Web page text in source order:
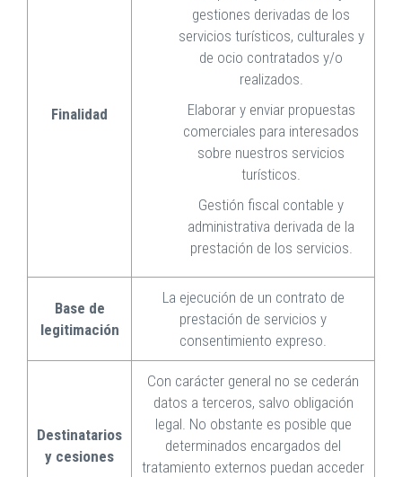
Finalidad
gestiones derivadas de los
servicios turísticos, culturales y
de ocio contratados y/o
realizados.
Elaborar y enviar propuestas
comerciales para interesados
sobre nuestros servicios
turísticos.
Gestión fiscal contable y
administrativa derivada de la
prestación de los servicios.
Base de
legitimación
La ejecución de un contrato de
prestación de servicios y
consentimiento expreso.
Destinatarios
y cesiones
Con carácter general no se cederán
datos a terceros, salvo obligación
legal. No obstante es posible que
determinados encargados del
tratamiento externos puedan acceder